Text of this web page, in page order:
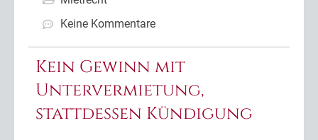
Keine Kommentare
Kein Gewinn mit
Untervermietung,
stattdessen Kündigung